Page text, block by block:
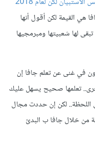
هي القيمة لكن أقول أنها
لها شعبيتها ومبرمجيها
في غنى عن تعلم جافا إن
تعلمها صحيح يسهل عليك
لكن إن حددت مجال
من خلال جافا ب البدئ